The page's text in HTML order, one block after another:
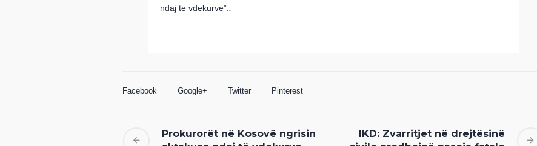
ndaj te vdekurve”. .
Facebook Google+ Twitter Pinterest
Prokurorët në Kosovë ngrisin
IKD: Zvarritjet në drejtësinë